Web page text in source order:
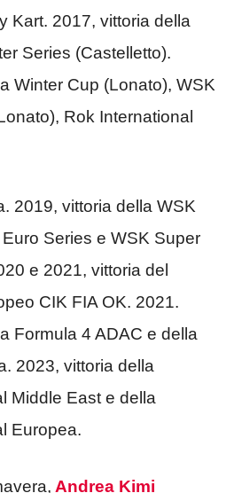
Kart. 2017, vittoria della
Series (Castelletto).
Winter Cup (Lonato), WSK
Rok International
2019, vittoria della WSK
Series e WSK Super
e 2021, vittoria del
CIK FIA OK. 2021.
Formula 4 ADAC e della
2023, vittoria della
Middle East e della
Europea.
Andrea Kimi